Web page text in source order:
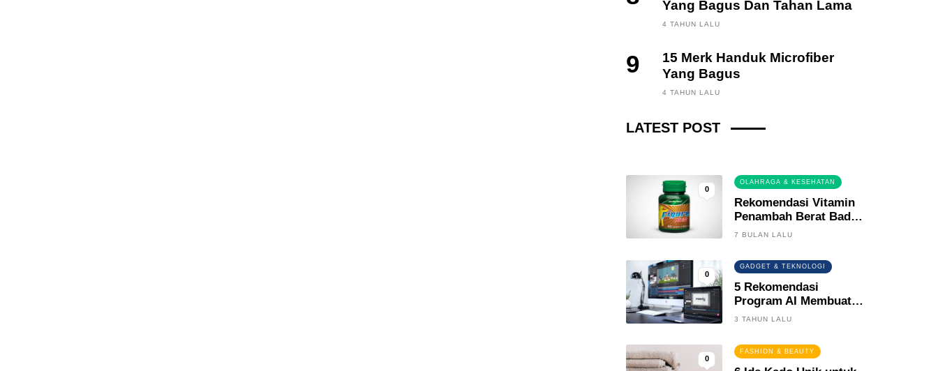
Yang Bagus Dan Tahan Lama
4 TAHUN LALU
9
15 Merk Handuk Microfiber
Yang Bagus
4 TAHUN LALU
LATEST POST
FINANCE, INVESTING
2 BULAN LALU
0
OLAHRAGA & KESEHATAN
Rekomendasi Vitamin
Penambah Berat Badan
Terbaik
7 BULAN LALU
0
GADGET & TEKNOLOGI
5 Rekomendasi
Program AI Membuat
Gambar Kartun Keren
3 TAHUN LALU
0
FASHION & BEAUTY